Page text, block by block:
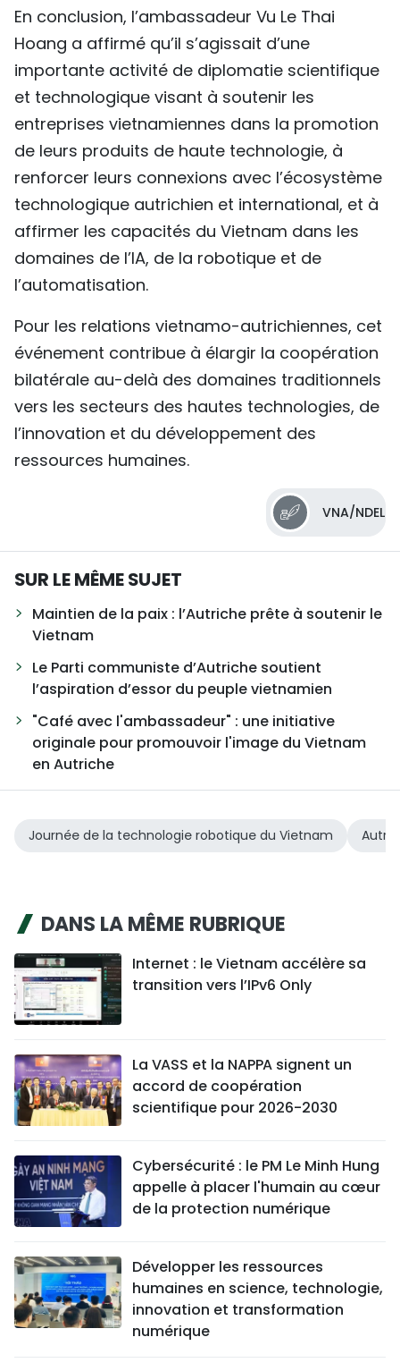
En conclusion, l’ambassadeur Vu Le Thai
Hoang a affirmé qu’il s’agissait d’une
importante activité de diplomatie scientifique
et technologique visant à soutenir les
entreprises vietnamiennes dans la promotion
de leurs produits de haute technologie, à
renforcer leurs connexions avec l’écosystème
technologique autrichien et international, et à
affirmer les capacités du Vietnam dans les
domaines de l’IA, de la robotique et de
l’automatisation.
Pour les relations vietnamo-autrichiennes, cet
événement contribue à élargir la coopération
bilatérale au-delà des domaines traditionnels
vers les secteurs des hautes technologies, de
l’innovation et du développement des
ressources humaines.
VNA/NDEL
SUR LE MÊME SUJET
Maintien de la paix : l’Autriche prête à soutenir le
Vietnam
Le Parti communiste d’Autriche soutient
l’aspiration d’essor du peuple vietnamien
"Café avec l'ambassadeur" : une initiative
originale pour promouvoir l'image du Vietnam
en Autriche
Journée de la technologie robotique du Vietnam
DANS LA MÊME RUBRIQUE
Internet : le Vietnam accélère sa
transition vers l’IPv6 Only
La VASS et la NAPPA signent un
accord de coopération
scientifique pour 2026-2030
Cybersécurité : le PM Le Minh Hung
appelle à placer l'humain au cœur
de la protection numérique
Développer les ressources
humaines en science, technologie,
innovation et transformation
numérique